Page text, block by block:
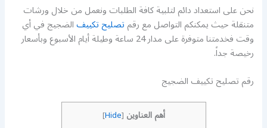
نحن على استعداد دائم لتلبية كافة الطلبات ونعمل من خلال ورشات
متنقلة حيث يمكنكم التواصل مع رقمتصليح تكييفالضجيج في أي
وقت فخدمتنا متوفرة على مدار 24 ساعة وطيلة أيام الأسبوع وبأسعار
رخيصة جداً.
رقم تصليح تكييف الضجيج
أهم العناوين [
Hide
]